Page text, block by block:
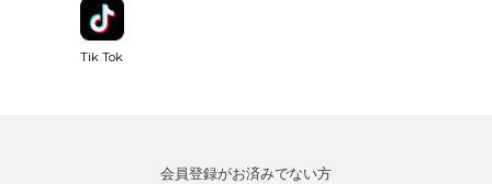
Tik Tok
会員登録がお済みでない方